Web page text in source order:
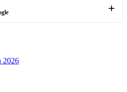
2026